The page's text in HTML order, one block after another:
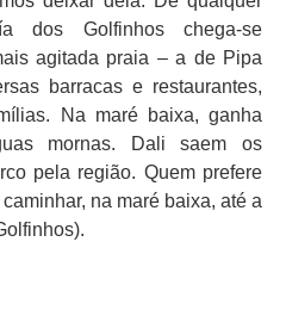
dos Golfinhos chega-se
agitada praia – a de Pipa
barracas e restaurantes,
Na maré baixa, ganha
mornas. Dali saem os
pela região. Quem prefere
na maré baixa, até a